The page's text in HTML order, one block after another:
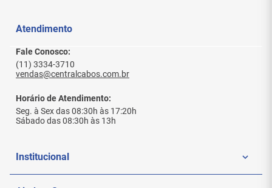
Atendimento
Fale Conosco:
(11) 3334-3710
vendas@centralcabos.com.br
Horário de Atendimento:
Seg. à Sex das 08:30h às 17:20h
Sábado das 08:30h às 13h
Institucional